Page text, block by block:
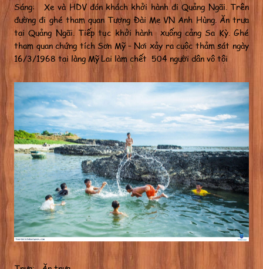
Sáng: Xe và HDV đón khách khởi hành đi Quảng Ngãi. Trên
đường đi ghé tham quan Tượng Đài Mẹ VN Anh Hùng. Ăn trưa
tại Quảng Ngãi. Tiếp tục khởi hành xuống cảng Sa Kỳ. Ghé
tham quan chứng tích Sơn Mỹ – Nơi xảy ra cuộc thảm sát ngày
16/3/1968 tại làng Mỹ Lai làm chết 504 người dân vô tội